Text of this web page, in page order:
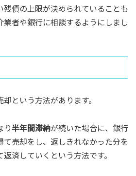
残債の上限が決められていることも
業者や銀行に相談するようにしまし
という方法があります。
り半年間滞納が続いた場合に、銀行
て売却をし、返しきれなかった分を
済していくという方法です。